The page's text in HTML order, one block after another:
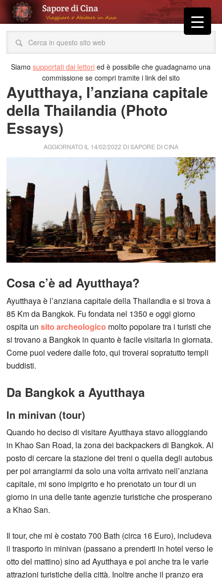
Siamosupportati dai lettori ed è possibile che guadagnamo una
commissione se compri tramite i link del sito
Ayutthaya, l’anziana capitale
della Thailandia (Photo
Essays)
AGGIORNATO IL 14/02/2022 DISAPORE DI CINA
Cosa c’è ad Ayutthaya?
Ayutthaya è l’anziana capitale della Thailandia e si trova a
85 Km da Bangkok. Fu fondata nel 1350 e oggi giorno
ospita unsito archeologico molto popolare tra i turisti che
si trovano a Bangkok in quanto è facile visitarla in giornata.
Come puoi vedere dalle foto, qui troverai sopratutto templi
buddisti.
Da Bangkok a Ayutthaya
In minivan (tour)
Quando ho deciso di visitare Ayutthaya stavo alloggiando
in Khao San Road, la zona dei backpackers di Bangkok. Al
posto di cercare la stazione dei treni o quella degli autobus
per poi arrangiarmi da solo una volta arrivato nell’anziana
capitale, mi sono impigrito e ho prenotato un tour di un
giorno in una delle tante agenzie turistiche che prosperano
a Khao San.
Il tour, che mi è costato 700 Bath (circa 16 Euro), includeva
il trasporto in minivan (passano a prenderti in hotel verso le
otto del mattino) sino ad Ayutthaya e poi anche tra le varie
attrazioni turistiche della città. Inoltre anche il pranzo era